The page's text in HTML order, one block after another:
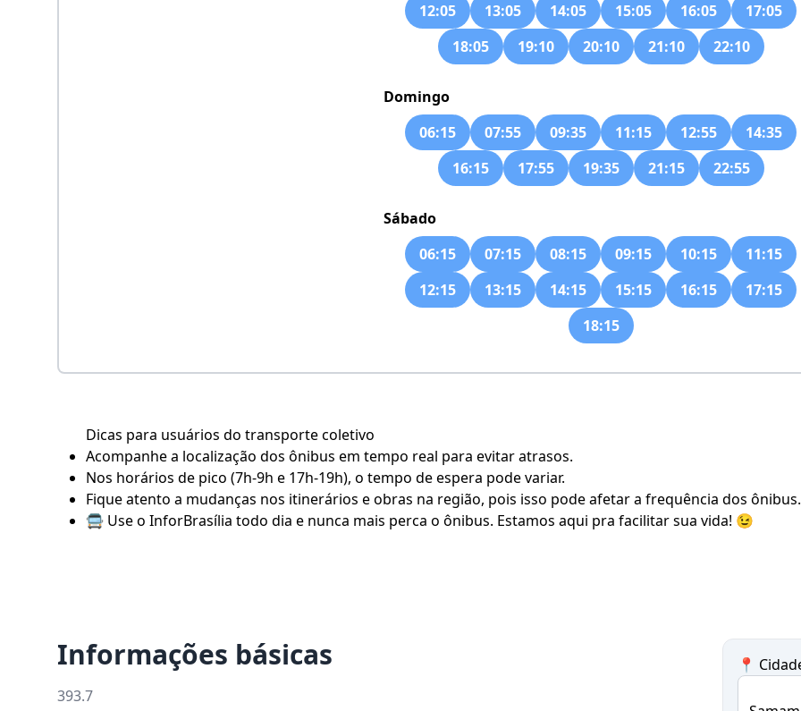
12:05
13:05 14:05 15:05 16:05
17:05
18:05
19:10 20:10 21:10 22:10
Domingo
06:15
07:55 09:35 11:15 12:55
14:35
16:15
17:55 19:35 21:15 22:55
Sábado
06:15
07:15 08:15 09:15 10:15
11:15
12:15
13:15 14:15 15:15 16:15
17:15
18:15
Dicas para usuários do transporte coletivo
Acompanhe a localização dos ônibus em tempo real para evitar atrasos.
Nos horários de pico (7h-9h e 17h-19h), o tempo de espera pode variar.
Fique atento a mudanças nos itinerários e obras na região, pois isso pode afetar a frequência dos ônibus.
🚍 Use o InforBrasília todo dia e nunca mais perca o ônibus. Estamos aqui pra facilitar sua vida! 😉
Informações básicas
393.7
📍